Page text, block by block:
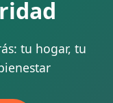
tu hogar, tu